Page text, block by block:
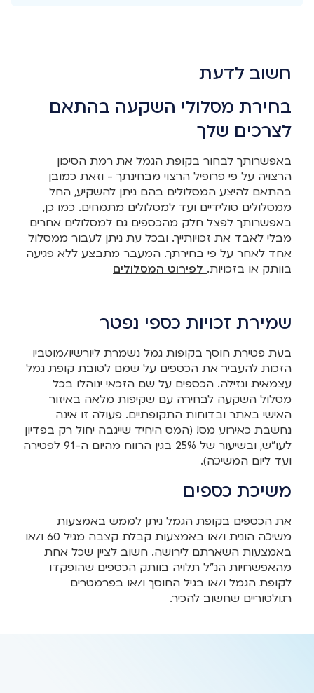
חשוב לדעת
בחירת מסלולי השקעה בהתאם
לצרכים שלך
באפשרותך לבחור בקופת הגמל את רמת הסיכון
הרצויה על פי פרופיל הרצוי מבחינתך - וזאת כמובן
בהתאם להיצע המסלולים בהם ניתן להשקיע, החל
ממסלולים סולידיים ועד למסלולים מתמחים. כמו כן,
באפשרותך לפצל חלק מהכספים גם למסלולים אחרים
מבלי לאבד את זכויותייך. ובכל עת ניתן לעבור ממסלול
אחד לאחר על פי בחירתך. המעבר מתבצע ללא פגיעה
בוותק או בזכויות. לפירוט המסלולים
שמירת זכויות כספי נפטר
בעת פטירת חוסך בקופות גמל נשמרת ליורשיו/מוטביו
הזכות להעביר את הכספים על שמם לטובת קופת גמל
עצמאית ונזילה. הכספים על שם הזכאי ינוהלו בכל
מסלול השקעה לבחירה עם שקיפות מלאה באיזור
האישי באתר ובדוחות התקופתיים. פעולה זו אינה
נחשבת כאירוע מס! (המס היחיד שייגבה יחול רק בפדיון
לעו"ש, ובשיעור של 25% בגין הרווח מהיום ה-91 לפטירה
ועד ליום המשיכה).
משיכת כספים
את הכספים בקופת הגמל ניתן לממש באמצעות
משיכה הונית ו/או באמצעות קבלת קצבה מגיל 60 ו/או
באמצעות השארתם לירושה. חשוב לציין שכל אחת
מהאפשרויות הנ"ל תלויה בוותק הכספים שהופקדו
לקופת הגמל ו/או בגיל החוסך ו/או בפרמטרים
רגולטוריים שחשוב להכיר.